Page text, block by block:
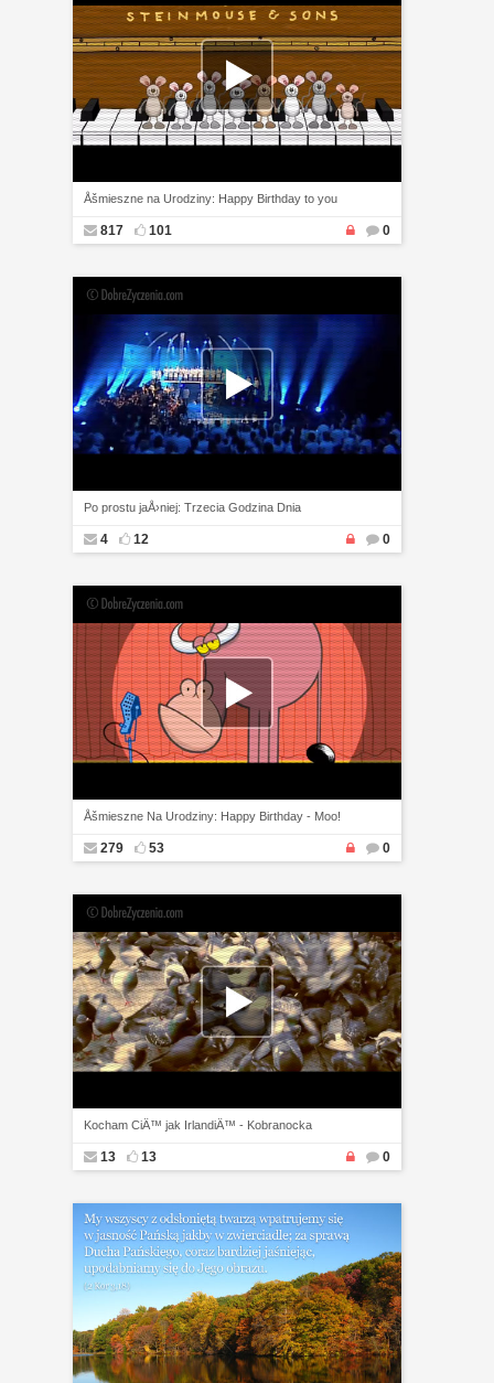
Åšmieszne na Urodziny: Happy Birthday to you
817 101 0
Po prostu jaÅ›niej: Trzecia Godzina Dnia
4 12 0
Åšmieszne Na Urodziny: Happy Birthday - Moo!
279 53 0
Kocham CiÄ™ jak IrlandiÄ™ - Kobranocka
13 13 0